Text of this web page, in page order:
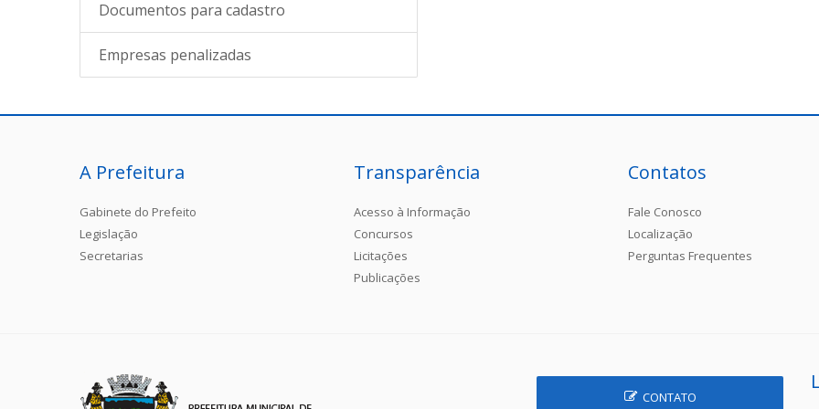
Documentos para cadastro
Empresas penalizadas
A Prefeitura
Gabinete do Prefeito
Legislação
Secretarias
Transparência
Acesso à Informação
Concursos
Licitações
Publicações
Contatos
Fale Conosco
Localização
Perguntas Frequentes
CONTATO